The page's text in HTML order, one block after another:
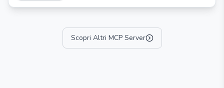
Scopri Altri MCP Server